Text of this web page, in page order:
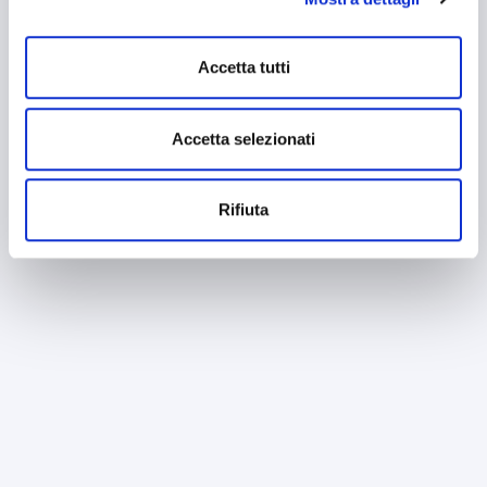
mantenendo le impostazioni di default (solo cookie tecnici
attivi).
Accetta tutti
Accetta selezionati
Rifiuta